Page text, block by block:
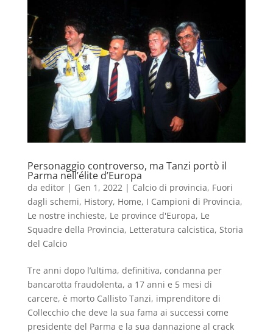
Personaggio controverso, ma Tanzi portò il
Parma nell’élite d’Europa
da editor| Gen 1, 2022| Calcio di provincia, Fuori
dagli schemi, History, Home, I Campioni di Provincia,
Le nostre inchieste, Le province d'Europa, Le
Squadre della Provincia, Letteratura calcistica, Storia
del Calcio
Tre anni dopo l’ultima, definitiva, condanna per
bancarotta fraudolenta, a 17 anni e 5 mesi di
carcere, è morto Callisto Tanzi, imprenditore di
Collecchio che deve la sua fama ai successi come
presidente del Parma e la sua dannazione al crack